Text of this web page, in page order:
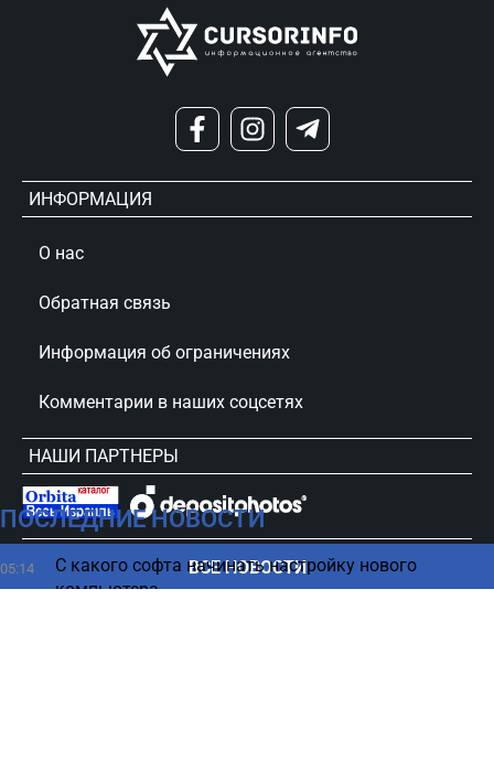
ПОСЛЕДНИЕ НОВОСТИ
05:14
С какого софта начинать настройку нового
компьютера
ВСЕ НОВОСТИ
ИНФОРМАЦИЯ
О нас
Обратная связь
Информация об ограничениях
Комментарии в наших соцсетях
НАШИ ПАРТНЕРЫ
сursorinfo.co.il © Все права защищены